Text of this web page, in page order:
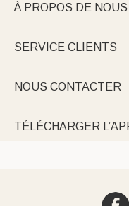
À PROPOS DE NOUS
SERVICE CLIENTS
NOUS CONTACTER
TÉLÉCHARGER